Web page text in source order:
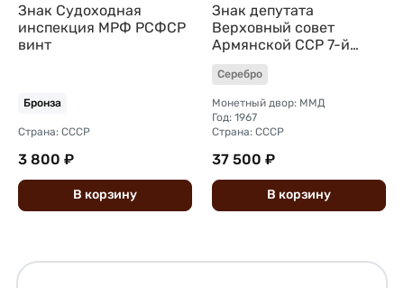
Знак Судоходная
инспекция МРФ РСФСР
винт
Бронза
Страна: СССР
3 800 ₽
В корзину
Знак депутата
Верховный совет
Армянской ССР 7-й
созыв 1967
Серебро
Монетный двор: ММД
Год: 1967
Страна: СССР
37 500 ₽
В корзину